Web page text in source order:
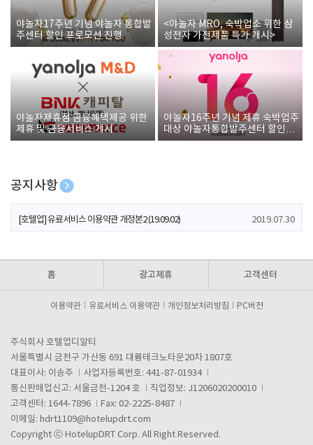
야놀자17주년 기념 야놀자 통합발
주센터 할인 프로모션 진행
<야놀자 MRO, 숙박업소 위한 삼
성전자 가전제품 특가 개시>
야놀자제휴점 금융혜택제공 위한
제휴 및 금융서비스 게시
야놀자16주년 기념 제휴 숙박업주
대상 야놀자통합발주센터 할인쿠
폰 증정
공지사항
[호텔업] 개인정보 처리방침 개정본1 (19.09.02)
[호텔업] 유료서비스 이용약관 개정본2 (19.09.02) 2019.07.30
홈 광고제휴 고객센터
이용약관 유료서비스 이용약관 개인정보처리방침 PC버전
주식회사 호텔업디알티
서울특별시 금천구 가산동 691 대륭테크노타운20차 1807호
대표이사: 이송주
사업자등록번호: 441-87-01934
통신판매업신고: 서울금천-1204 호
직업정보: J1206020200010
고객센터: 1644-7896
Fax: 02-2225-8487
이메일: hdrt1109@hotelupdrt.com
Copyright ⓒ HotelupDRT Corp. All Right Reserved.